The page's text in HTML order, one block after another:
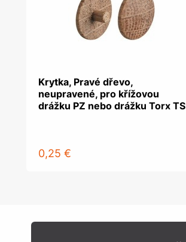
Krytka, Pravé dřevo,
neupravené, pro křížovou
drážku PZ nebo drážku Torx TS
0,25 €